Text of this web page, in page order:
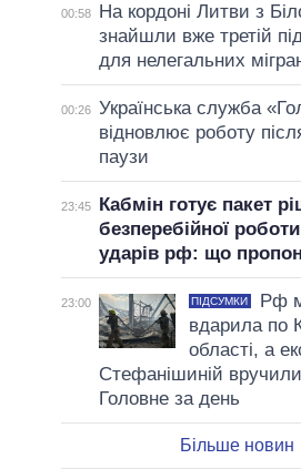
00:58
На кордоні Литви з
знайшли вже третій
для нелегальних
00:26 Українська служба
відновлює роботу
паузи
23:45
Кабмін готує пакет
безперебійної
ударів рф: що
23:00 ПІДСУМКИ
Рф
вдарила по
області, а
Стефанішиній вручили
Головне за день
Більше новин